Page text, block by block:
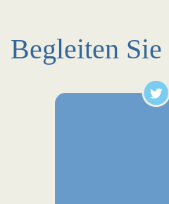
Begleiten Sie